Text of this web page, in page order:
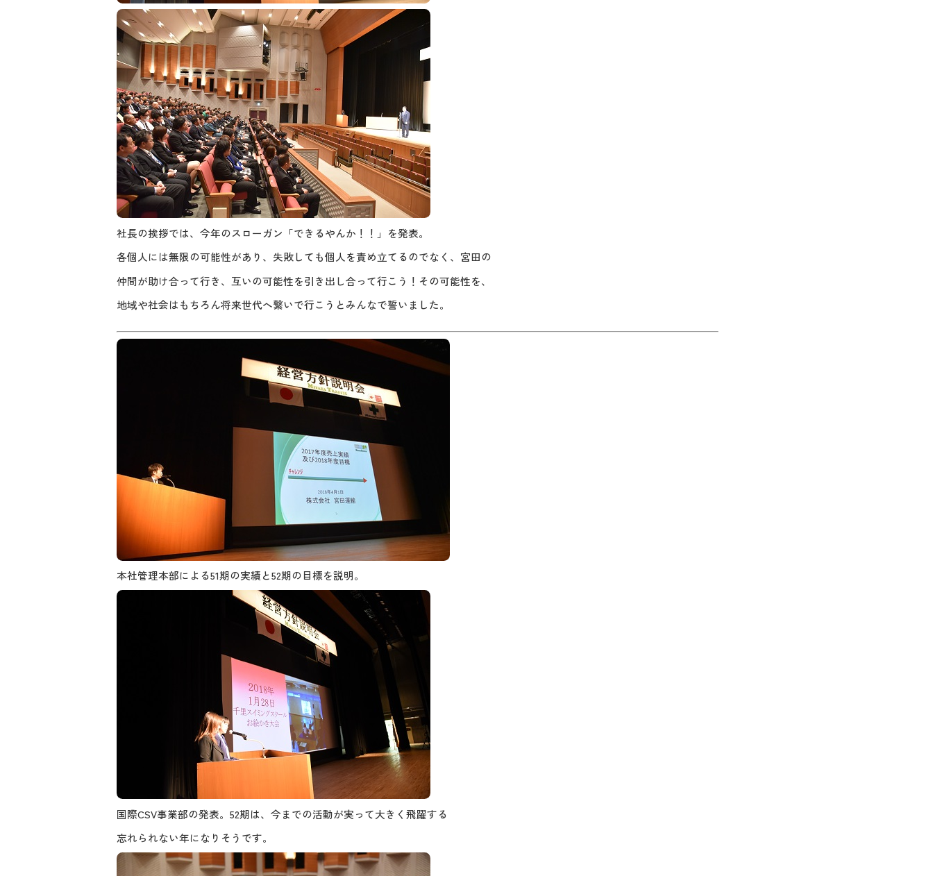
社長の挨拶では、今年のスローガン「できるやんか！！」を発表。
各個人には無限の可能性があり、失敗しても個人を責め立てるのでなく、宮田の
仲間が助け合って行き、互いの可能性を引き出し合って行こう！その可能性を、
地域や社会はもちろん将来世代へ繋いで行こうとみんなで誓いました。
本社管理本部による51期の実績と52期の目標を説明。
国際CSV事業部の発表。52期は、今までの活動が実って大きく飛躍する
忘れられない年になりそうです。